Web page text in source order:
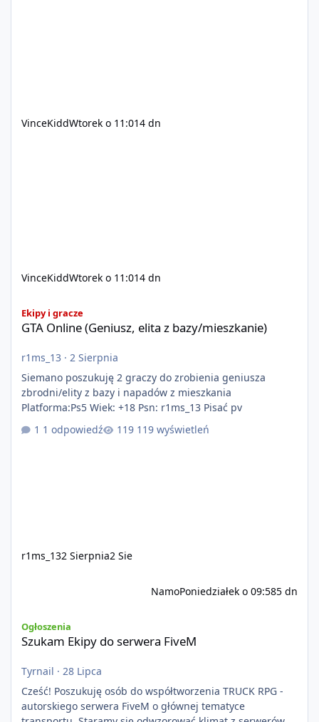
VinceKiddWtorek o 11:014 dn
VinceKiddWtorek o 11:014 dn
Ekipy i gracze
GTA Online (Geniusz, elita z bazy/mieszkanie)
r1ms_13 · 2 Sierpnia
Siemano poszukuję 2 graczy do zrobienia geniusza
zbrodni/elity z bazy i napadów z mieszkania
Platforma:Ps5 Wiek: +18 Psn: r1ms_13 Pisać pv
1 odpowiedź
119 wyświetleń
r1ms_132 Sierpnia2 Sie
NamoPoniedziałek o 09:585 dn
Ogłoszenia
Szukam Ekipy do serwera FiveM
Tyrnail · 28 Lipca
Cześć! Poszukuję osób do współtworzenia TRUCK RPG -
autorskiego serwera FiveM o głównej tematyce